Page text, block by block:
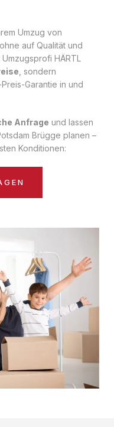
Umzug von
auf Qualität und
HÄRTL
, sondern
Garantie in und
Anfrage und lassen
Brügge planen –
Konditionen: